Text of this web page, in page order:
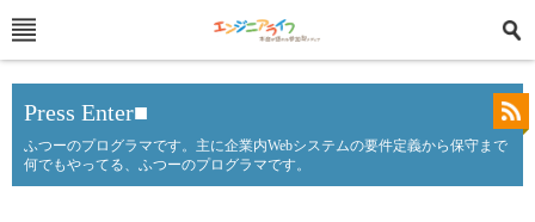
Press Enter■
ふつーのプログラマです。主に企業内Webシステムの要件定義から保守まで
何でもやってる、ふつーのプログラマです。